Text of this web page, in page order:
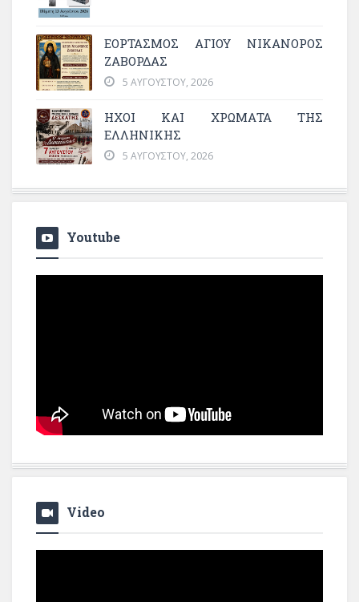
ΕΟΡΤΑΣΜΟΣ ΑΓΙΟΥ ΝΙΚΑΝΟΡΟΣ
ΖΑΒΟΡΔΑΣ
5 ΑΥΓΟΎΣΤΟΥ, 2026
ΗΧΟΙ ΚΑΙ ΧΡΩΜΑΤΑ ΤΗΣ
ΕΛΛΗΝΙΚΗΣ
5 ΑΥΓΟΎΣΤΟΥ, 2026
Youtube
Video